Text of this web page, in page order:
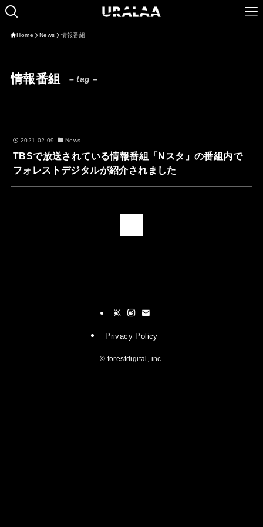
Home News 情報番組
情報番組 – tag –
2021-02-09 News
TBSで放送されている情報番組「Nスタ」の番組内で
フォレストデジタルが紹介されました
Privacy Policy
© forestdigital, inc.